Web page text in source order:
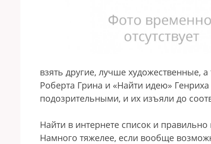
взять другие, лучше художественные,
Роберта Грина и «Найти идею»
подозрительными, и их изъяли до
Найти в интернете список и
Намного тяжелее, если вообще